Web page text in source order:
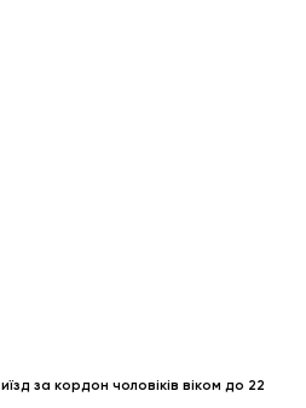
за кордон чоловіків віком до 22